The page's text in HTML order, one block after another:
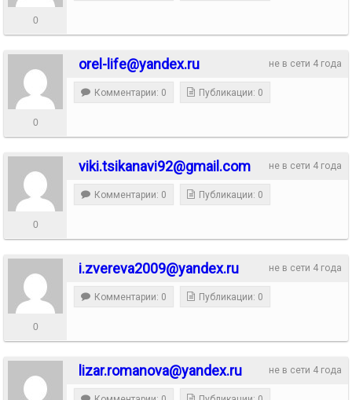
0
не в сети 4 года
orel-life@yandex.ru
0
Комментарии: 0 Публикации: 0
не в сети 4 года
viki.tsikanavi92@gmail.com
0
Комментарии: 0 Публикации: 0
не в сети 4 года
i.zvereva2009@yandex.ru
0
Комментарии: 0 Публикации: 0
не в сети 4 года
lizar.romanova@yandex.ru